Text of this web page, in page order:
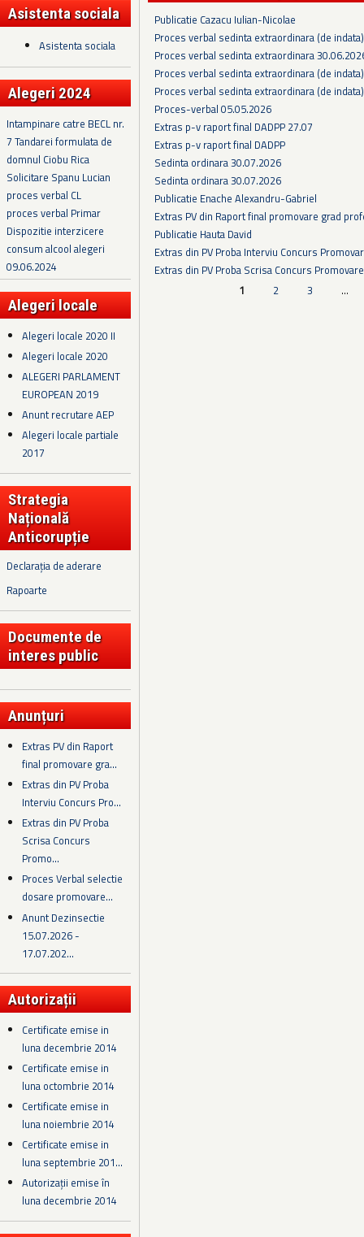
Asistenta sociala
Asistenta sociala
Alegeri 2024
Intampinare catre BECL nr.
7 Tandarei formulata de
domnul Ciobu Rica
Solicitare Spanu Lucian
proces verbal CL
proces verbal Primar
Dispozitie interzicere
consum alcool alegeri
09.06.2024
Alegeri locale
Alegeri locale 2020 II
Alegeri locale 2020
ALEGERI PARLAMENT
EUROPEAN 2019
Anunt recrutare AEP
Alegeri locale partiale
2017
Strategia
Națională
Anticorupție
Declarația de aderare
Rapoarte
Documente de
interes public
Anunțuri
Extras PV din Raport
final promovare gra...
Extras din PV Proba
Interviu Concurs Pro...
Extras din PV Proba
Scrisa Concurs
Promo...
Proces Verbal selectie
dosare promovare...
Anunt Dezinsectie
15.07.2026 -
17.07.202...
Autorizații
Certificate emise in
luna decembrie 2014
Certificate emise in
luna octombrie 2014
Certificate emise in
luna noiembrie 2014
Certificate emise in
luna septembrie 201...
Autorizații emise în
luna decembrie 2014
Publicatie Cazacu Iulian-Nicolae
Proces verbal sedinta extraordinara (de
Proces verbal sedinta extraordinara
Proces verbal sedinta extraordinara (de
Proces verbal sedinta extraordinara (de
Proces-verbal 05.05.2026
Extras p-v raport final DADPP 27.07
Extras p-v raport final DADPP
Sedinta ordinara 30.07.2026
Sedinta ordinara 30.07.2026
Publicatie Enache Alexandru-Gabriel
Extras PV din Raport final promovare grad
Publicatie Hauta David
Extras din PV Proba Interviu Concurs
Extras din PV Proba Scrisa Concurs
1 2 3 …